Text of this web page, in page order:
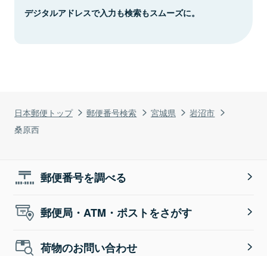
日本郵便トップ 郵便番号検索 宮城県
岩沼市
桑原西
デジタルアドレスで入力も検索もスムーズに。
郵便番号を調べる
郵便局・ATM・ポストをさがす
荷物のお問い合わせ